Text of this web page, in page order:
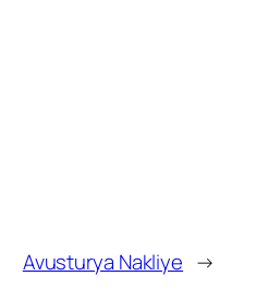
Avusturya Nakliye →